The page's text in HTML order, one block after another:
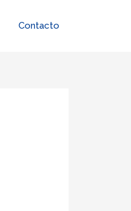
Contacto